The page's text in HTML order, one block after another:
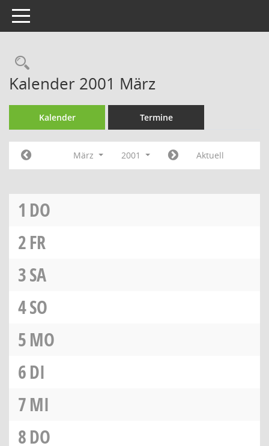
Toggle navigation
Rechercheauswahl
Kalender 2001 März
Kalender Termine
März 2001 Aktuell
1 DO
2FR
3SA
4SO
5MO
6DI
7MI
8DO